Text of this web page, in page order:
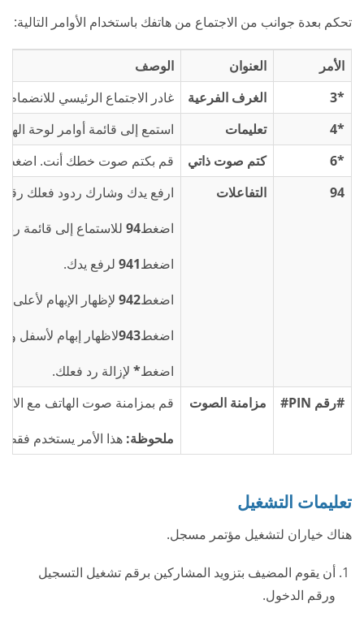
تحكم بعدة جوانب من الاجتماع من هاتفك باستخدام الأوامر التالية:
الأمر العنوان
الوصف
*3
الغرف الفرعية
غادر الاجتماع الرئيسي
*4
تعليمات
استمع إلى قائمة أوامر لوحة
*6
كتم صوت ذاتي
قم بكتم صوت خطك أنت.
94
التفاعلات
ارفع يدك وشارك ردود فعلك
اضغط94 للاستماع إلى قائمة
اضغط941 لرفع يدك.
اضغط942 لإظهار الإبهام
اضغط943لاظهار إبهام لأسفل
اضغط* لإزالة رد فعلك.
#رقم PIN#
مزامنة الصوت
قم بمزامنة صوت الهاتف مع
ملحوظة: هذا الأمر يستخدم فقط
تعليمات التشغيل
هناك خياران لتشغيل مؤتمر مسجل.
أن يقوم المضيف بتزويد المشاركين برقم تشغيل التسجيل
ورقم الدخول.